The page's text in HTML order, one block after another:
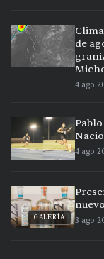
de
4 ago
4 ago
GALERÍA 3 ago